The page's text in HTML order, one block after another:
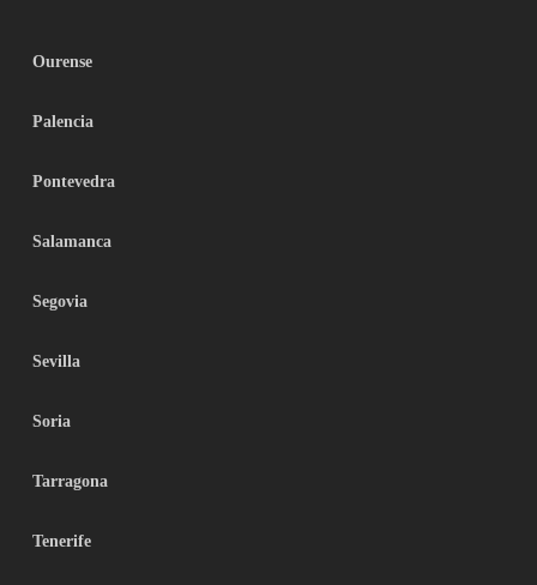
Ourense
Palencia
Pontevedra
Salamanca
Segovia
Sevilla
Soria
Tarragona
Tenerife